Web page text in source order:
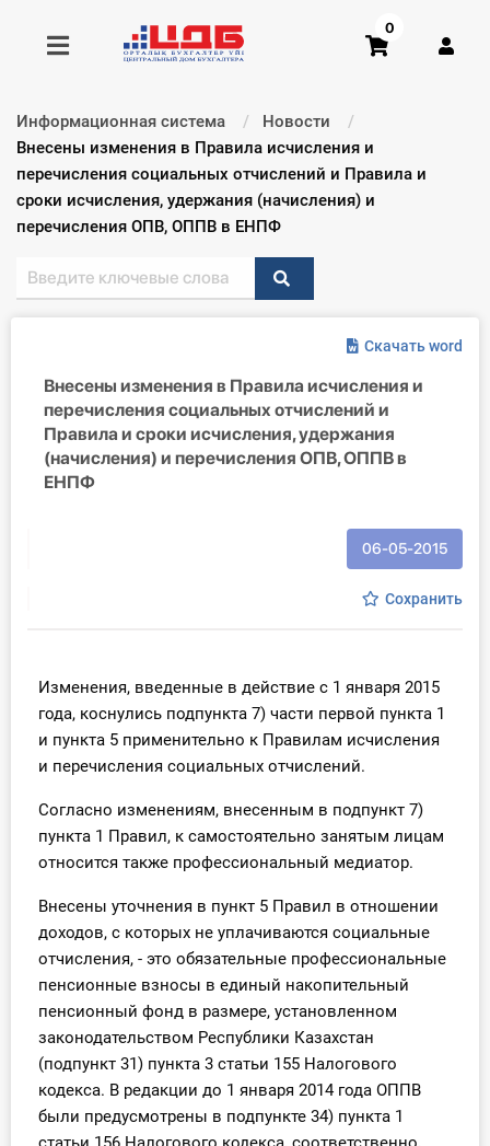
Получить консультацию
Купить доступ
Формы
Правовая база
Библиотека бухгалтера
Участник ВЭД
Практика ИП
Учет по отраслям
Интернет-магазин
О Системе
Обучение
Тарифы
0
Информационная система
Новости
Текущий:
Внесены изменения в Правила исчисления и
перечисления социальных отчислений и Правила и
сроки исчисления, удержания (начисления) и
перечисления ОПВ, ОППВ в ЕНПФ
Скачать word
Внесены изменения в Правила исчисления и
перечисления социальных отчислений и
Правила и сроки исчисления, удержания
(начисления) и перечисления ОПВ, ОППВ в
ЕНПФ
06-05-2015
Сохранить
Изменения, введенные в действие с 1 января 2015
года, коснулись подпункта 7) части первой пункта 1
и пункта 5 применительно к Правилам исчисления
и перечисления социальных отчислений.
Согласно изменениям, внесенным в подпункт 7)
пункта 1 Правил, к самостоятельно занятым лицам
относится также профессиональный медиатор.
Внесены уточнения в пункт 5 Правил в отношении
доходов, с которых не уплачиваются социальные
отчисления, - это обязательные профессиональные
пенсионные взносы в единый накопительный
пенсионный фонд в размере, установленном
законодательством Республики Казахстан
(подпункт 31) пункта 3 статьи 155 Налогового
кодекса. В редакции до 1 января 2014 года ОППВ
были предусмотрены в подпункте 34) пункта 1